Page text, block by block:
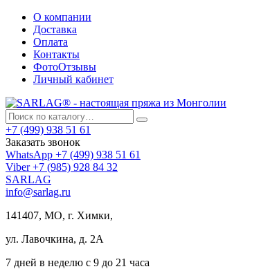
О компании
Доставка
Оплата
Контакты
ФотоОтзывы
Личный кабинет
+7 (499) 938 51 61
Заказать звонок
WhatsApp +7 (499) 938 51 61
Viber +7 (985) 928 84 32
SARLAG
info@sarlag.ru
141407, МО, г. Химки,
ул. Лавочкина, д. 2А
7 дней в неделю с 9 до 21 часа